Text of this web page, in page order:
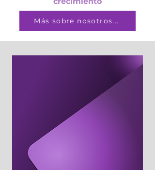
Más sobre nosotros...